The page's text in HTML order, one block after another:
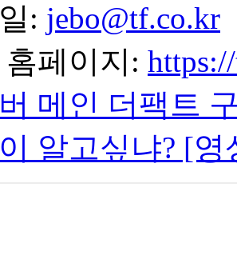
: jebo@tf.co.kr
홈페이지:
메인 더팩트
알고싶냐? [